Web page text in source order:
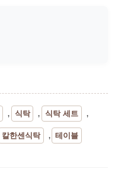
, 식탁 , 식탁 세트 ,
칼한센식탁 , 테이블